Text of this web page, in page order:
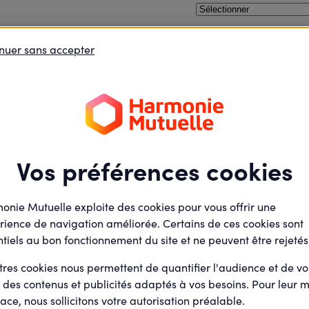
le débat Je défends des projets
Replays 41
Filtrer
Vos préférences cookies
Mutuelle exploite des cookies pour vous offrir une
de navigation améliorée. Certains de ces cookies sont
au bon fonctionnement du site et ne peuvent être
cookies nous permettent de quantifier l'audience et de
contenus et publicités adaptés à vos besoins. Pour leur
nous sollicitons votre autorisation préalable.
sans accepter